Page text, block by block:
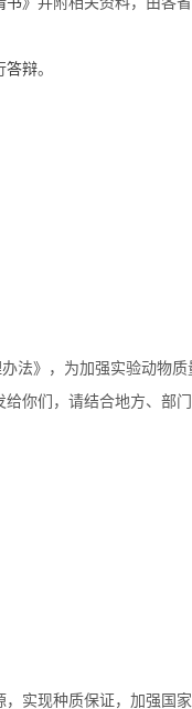
答辩。
法》，为加强实验动物质
你们，请结合地方、部门
现种质保证，加强国家